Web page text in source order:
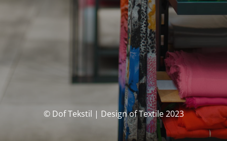
© Dof Tekstil | Design of Textile 2023